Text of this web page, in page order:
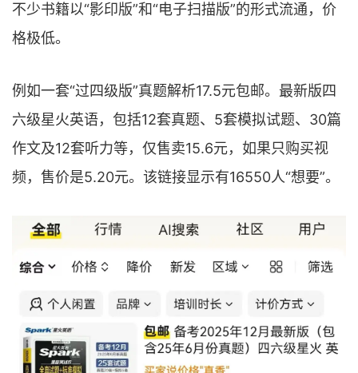
不少书籍以“影印版”和“电子扫描版”的形式流通，价
格极低。
例如一套“过四级版”真题解析17.5元包邮。最新版四
六级星火英语，包括12套真题、5套模拟试题、30篇
作文及12套听力等，仅售卖15.6元，如果只购买视
频，售价是5.20元。该链接显示有16550人“想要”。